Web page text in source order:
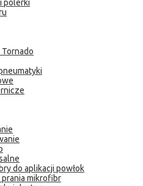
polerki
do aplikacji powłok
prania mikrofibr